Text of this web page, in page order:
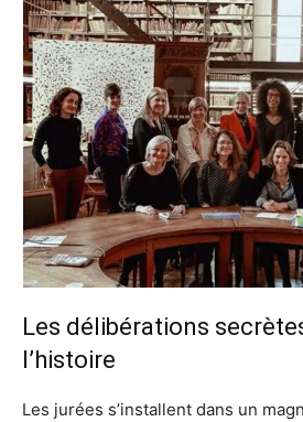
Les délibérations
l’histoire
Les jurées s’installent dans un